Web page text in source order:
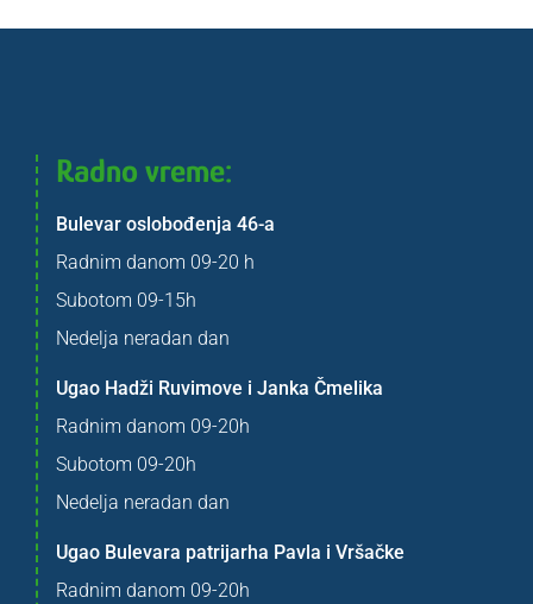
Radno vreme:
Bulevar oslobođenja 46-a
Radnim danom 09-20 h
Subotom 09-15h
Nedelja neradan dan
Ugao Hadži Ruvimove i Janka Čmelika
Radnim danom 09-20h
Subotom 09-20h
Nedelja neradan dan
Ugao Bulevara patrijarha Pavla i Vršačke
Radnim danom 09-20h